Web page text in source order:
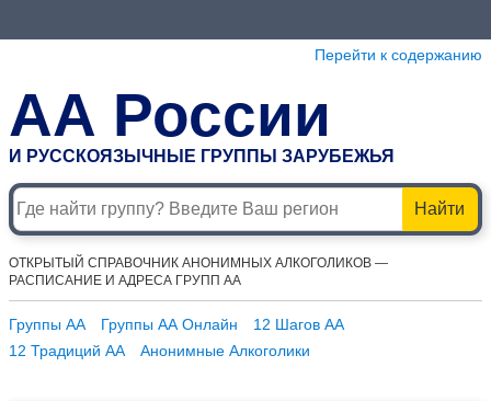
Перейти к содержанию
АА России
И РУССКОЯЗЫЧНЫЕ ГРУППЫ ЗАРУБЕЖЬЯ
Найти
ОТКРЫТЫЙ СПРАВОЧНИК АНОНИМНЫХ АЛКОГОЛИКОВ —
РАСПИСАНИЕ И АДРЕСА ГРУПП АА
Группы АА Группы АА Онлайн
12 Шагов АА
12 Традиций АА
Анонимные Алкоголики